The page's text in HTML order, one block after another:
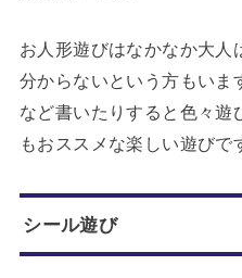
お人形遊びはなかなか大人
分からないという方もいま
など書いたりすると色々遊
もおススメな楽しい遊びで
シール遊び